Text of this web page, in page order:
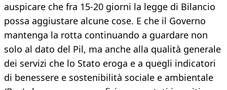
auspicare che fra 15-20 giorni la legge di Bilancio
possa aggiustare alcune cose. E che il Governo
mantenga la rotta continuando a guardare non
solo al dato del Pil, ma anche alla qualità generale
dei servizi che lo Stato eroga e a quegli indicatori
di benessere e sostenibilità sociale e ambientale